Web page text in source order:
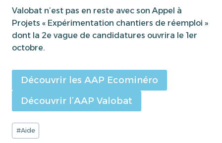
Valobat n’est pas en reste avec son Appel à
Projets « Expérimentation chantiers de réemploi »
dont la 2e vague de candidatures ouvrira le 1er
octobre.
Découvrir les AAP Ecominéro
Découvrir l’AAP Valobat
Étiquettes
de
#Aide